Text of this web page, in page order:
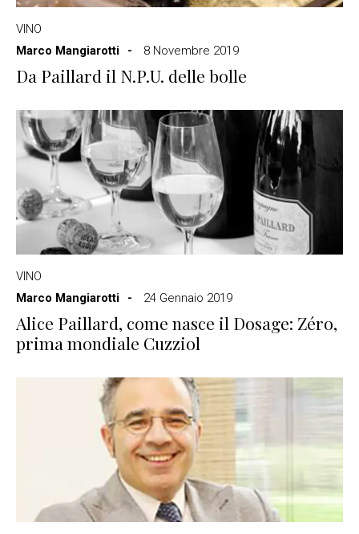
VINO
Marco Mangiarotti
8 Novembre 2019
Da Paillard il N.P.U. delle bolle
VINO
Marco Mangiarotti
24 Gennaio 2019
Alice Paillard, come nasce il Dosage: Zéro,
prima mondiale Cuzziol